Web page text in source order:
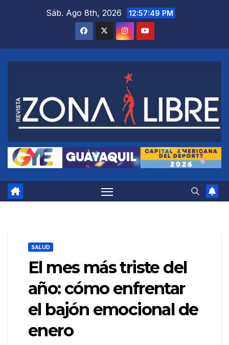
Sáb. Ago 8th, 2026 12:57:50 PM
SALUD
El mes más triste del
año: cómo enfrentar
el bajón emocional de
enero